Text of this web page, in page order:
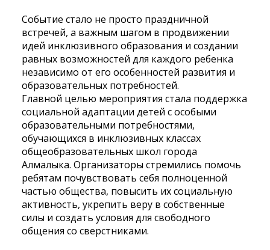
Событие стало не просто праздничной
встречей, а важным шагом в продвижении
идей инклюзивного образования и создании
равных возможностей для каждого ребенка
независимо от его особенностей развития и
образовательных потребностей.
Главной целью мероприятия стала поддержка
социальной адаптации детей с особыми
образовательными потребностями,
обучающихся в инклюзивных классах
общеобразовательных школ города
Алмалыка. Организаторы стремились помочь
ребятам почувствовать себя полноценной
частью общества, повысить их социальную
активность, укрепить веру в собственные
силы и создать условия для свободного
общения со сверстниками.